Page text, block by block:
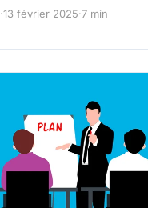
·13 février 2025·7 min